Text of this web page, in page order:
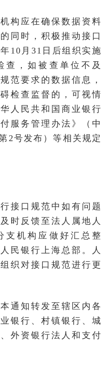
构应在确保数据资料
同时，积极推动接口
10月31日后组织实施
查，如被查单位不及
范要求的数据信息，
检查监督的，可视情
人民共和国商业银行
服务管理办法》（中
2号发布）等相关规定
接口规范中如有问题
时反馈至法人属地人
支机构应做好汇总整
民银行上海总部。人
织对接口规范进行更
通知转发至辖区内各
银行、村镇银行、城
外资银行法人和支付